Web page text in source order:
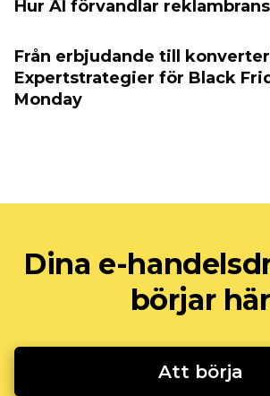
Hur AI förvandlar
Från erbjudande till
Expertstrategier för Black
​​Monday
Dina e-
börjar här
Att börja